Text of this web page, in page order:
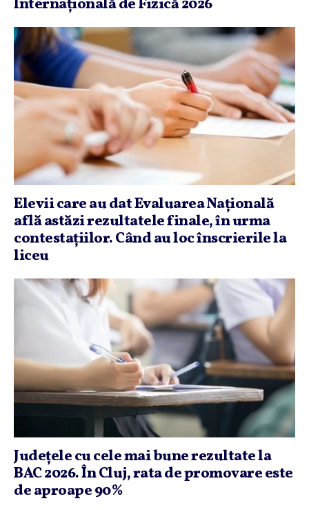
Internaţională de Fizică 2026
Elevii care au dat Evaluarea Naţională
află astăzi rezultatele finale, în urma
contestaţiilor. Când au loc înscrierile la
liceu
Judeţele cu cele mai bune rezultate la
BAC 2026. În Cluj, rata de promovare este
de aproape 90%